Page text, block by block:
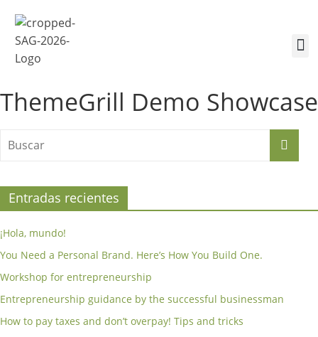
ThemeGrill Demo Showcase
Entradas recientes
¡Hola, mundo!
You Need a Personal Brand. Here’s How You Build One.
Workshop for entrepreneurship
Entrepreneurship guidance by the successful businessman
How to pay taxes and don’t overpay! Tips and tricks